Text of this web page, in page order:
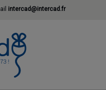
intercad@intercad.fr